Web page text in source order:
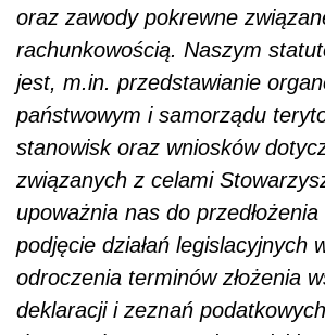
oraz zawody pokrewne
rachunkowością. Naszym
jest, m.in. przedstawianie
państwowym i samorządu
stanowisk oraz wniosków
związanych z celami
upoważnia nas do
podjęcie działań legislacyjnych
odroczenia terminów złożenia
deklaracji i zeznań